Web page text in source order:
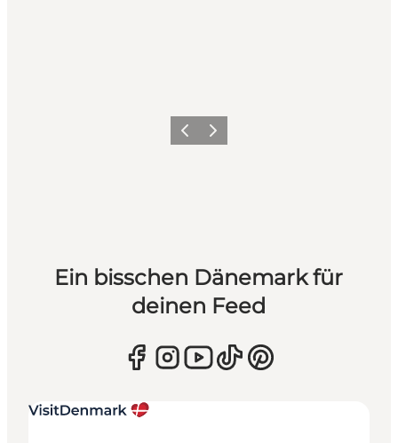
ZurückWeiter
Ein bisschen Dänemark für
deinen Feed